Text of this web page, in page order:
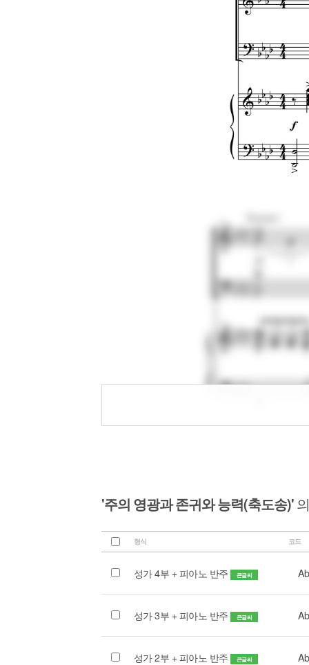
'주의 영광과 존귀와 능력(축도송)'
형식 코드
성가 4부 + 피아노 반주 큰글씨
성가 3부 + 피아노 반주 큰글씨
성가 2부 + 피아노 반주 큰글씨